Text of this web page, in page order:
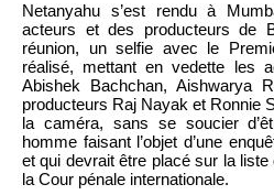
Netanyahu s’est rendu à
acteurs et des producteurs de
réunion, un selfie avec le
réalisé, mettant en vedette les
Abishek Bachchan, Aishwarya
producteurs Raj Nayak et Ronnie
la caméra, sans se soucier
homme faisant l’objet d’une
et qui devrait être placé sur la
la Cour pénale internationale.